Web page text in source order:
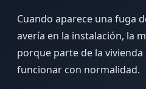
Cuando aparece una fuga
avería en la instalación, la
porque parte de la vivienda
funcionar con normalidad.